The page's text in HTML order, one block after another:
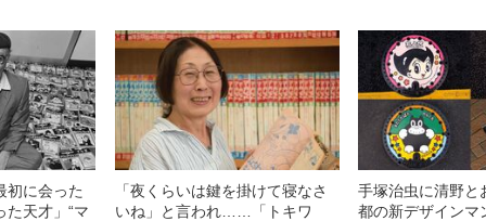
初に会った
た天才」“マ
「夜くらいは鍵を掛けて寝なさ
いね」と言われ……「トキワ
手塚治虫に清野
都の新デザインマ